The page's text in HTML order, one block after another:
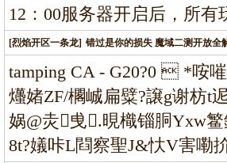
12：00服务器开启后，所
[烈焰开区一条龙] 错过是你的损失 魔域二测开放全
tamping CA - G20?0  *咹嗺
爡媎ZF/櫊峸扁糪?譲g谢枋t
娲@灻曵.晛樴锱胴Yxw
8t?嬟咔L閰察聖J&忕V害嘞